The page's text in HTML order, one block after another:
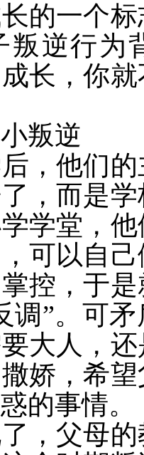
的一个
叛逆行为
长，你
叛逆
，他们
，而是
学堂，
可以自
控，于
调”。可
大人，
娇，希
的事情。
，父母